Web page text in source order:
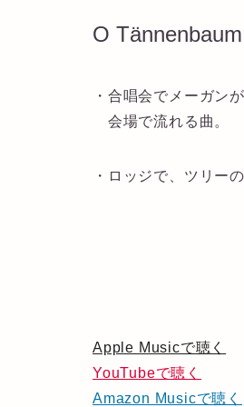
O
・合唱会でメーガン
会場で流れる曲。
・ロッジで、ツリー
Apple Musicで聴く
YouTubeで聴く
Amazon Musicで聴く